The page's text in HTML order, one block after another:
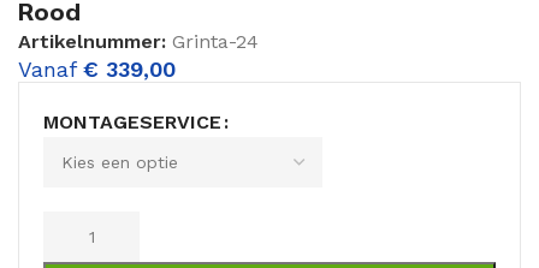
Rood
Artikelnummer: Grinta-24
Vanaf € 339,00
MONTAGESERVICE